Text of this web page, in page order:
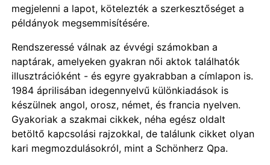
megjelenni a lapot, kötelezték a szerkesztőséget a
példányok megsemmisítésére.
Rendszeressé válnak az évvégi számokban a
naptárak, amelyeken gyakran női aktok találhatók
illusztrációként - és egyre gyakrabban a címlapon is.
1984 áprilisában idegennyelvű különkiadások is
készülnek angol, orosz, német, és francia nyelven.
Gyakoriak a szakmai cikkek, néha egész oldalt
betöltő kapcsolási rajzokkal, de találunk cikket olyan
kari megmozdulásokról, mint a Schönherz Qpa.